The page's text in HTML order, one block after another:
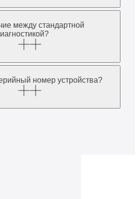
между стандартной
номер устройства?